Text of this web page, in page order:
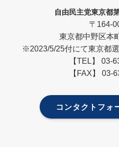
自由民主党東京都
〒164-
東京都中野区本
※2023/5/25付にて東京都
【TEL】 03-
【FAX】 03-
コンタクトフォ